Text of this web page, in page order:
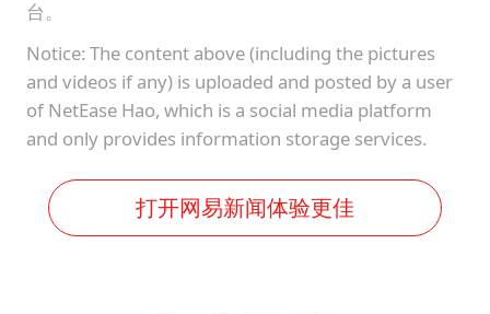
台。
Notice: The content above (including the pictures
and videos if any) is uploaded and posted by a user
of NetEase Hao, which is a social media platform
and only provides information storage services.
打开网易新闻体验更佳